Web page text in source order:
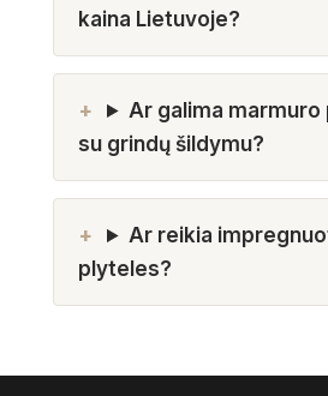
kaina Lietuvoje?
Ar galima
su grindų šildymu?
Ar reikia
plyteles?